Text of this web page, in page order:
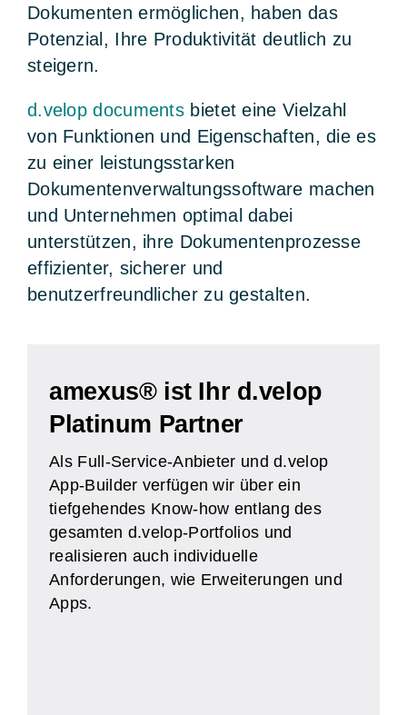
Dokumenten ermöglichen, haben das
Potenzial, Ihre Produktivität deutlich zu
steigern.
d.velop documents bietet eine Vielzahl
von Funktionen und Eigenschaften, die es
zu einer leistungsstarken
Dokumentenverwaltungssoftware machen
und Unternehmen optimal dabei
unterstützen, ihre Dokumentenprozesse
effizienter, sicherer und
benutzerfreundlicher zu gestalten.
amexus® ist Ihr d.velop
Platinum Partner
Als Full-Service-Anbieter und d.velop
App-Builder verfügen wir über ein
tiefgehendes Know-how entlang des
gesamten d.velop-Portfolios und
realisieren auch individuelle
Anforderungen, wie Erweiterungen und
Apps.